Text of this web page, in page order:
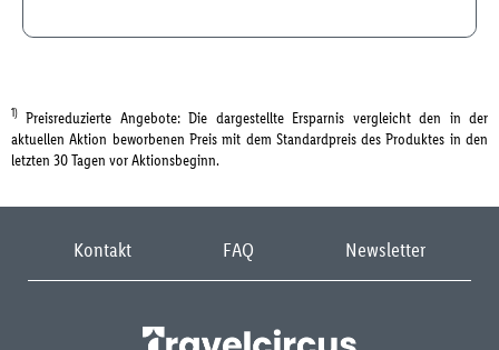
1) Preisreduzierte Angebote: Die dargestellte Ersparnis vergleicht den in der
aktuellen Aktion beworbenen Preis mit dem Standardpreis des Produktes in den
letzten 30 Tagen vor Aktionsbeginn.
Kontakt FAQ Newsletter